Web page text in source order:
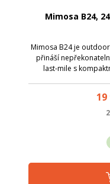
Mimosa B24,
Mimosa B24 je
přináší
last-mile s
19